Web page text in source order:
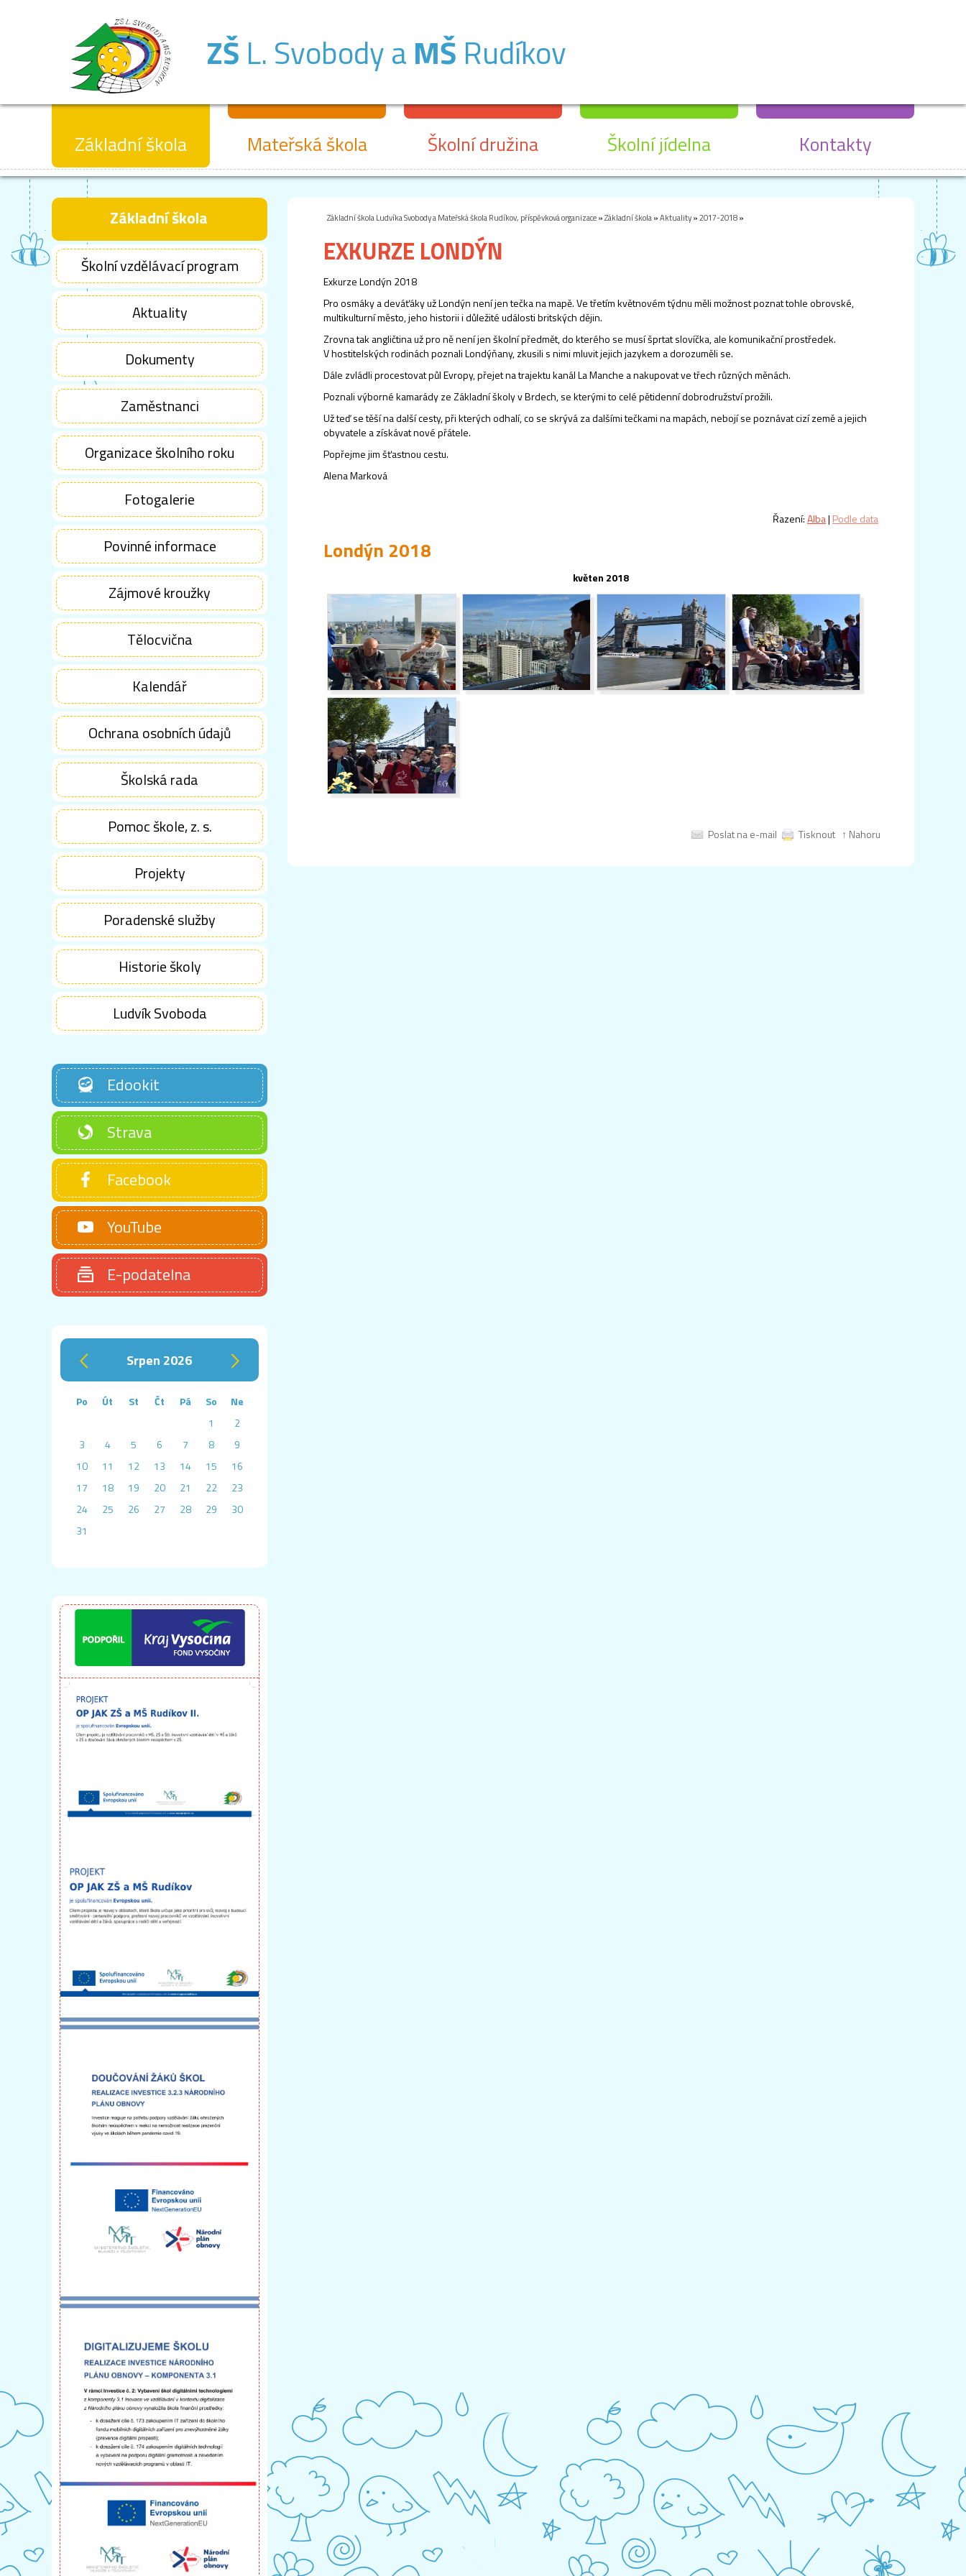
ZŠ L. Svobody aMŠ Rudíkov
Základní škola Mateřská škola Školní družina Školní jídelna Kontakty
Základní škola Ludvíka Svobody a Mateřská škola Rudíkov, příspěvková organizace»Základní škola»Aktuality»2017-2018»
EXKURZE LONDÝN
Exkurze Londýn 2018
Pro osmáky a deváťáky už Londýn není jen tečka na mapě. Ve třetím květnovém týdnu měli možnost poznat tohle obrovské,
multikulturní město, jeho historii i důležité události britských dějin.
Zrovna tak angličtina už pro ně není jen školní předmět, do kterého se musí šprtat slovíčka, ale komunikační prostředek.
V hostitelských rodinách poznali Londýňany, zkusili s nimi mluvit jejich jazykem a dorozuměli se.
Dále zvládli procestovat půl Evropy, přejet na trajektu kanál La Manche a nakupovat ve třech různých měnách.
Poznali výborné kamarády ze Základní školy v Brdech, se kterými to celé pětidenní dobrodružství prožili.
Už teď se těší na další cesty, při kterých odhalí, co se skrývá za dalšími tečkami na mapách, nebojí se poznávat cizí země a jejich
obyvatele a získávat nové přátele.
Popřejme jim šťastnou cestu.
Alena Marková
Řazení:Alba| Podle data
Londýn 2018
květen 2018
Poslat na e-mail Tisknout ↑ Nahoru
Základní škola
Školní vzdělávací program
Aktuality
Dokumenty
Zaměstnanci
Organizace školního roku
Fotogalerie
Povinné informace
Zájmové kroužky
Tělocvična
Kalendář
Ochrana osobních údajů
Školská rada
Pomoc škole, z. s.
Projekty
Poradenské služby
Historie školy
Ludvík Svoboda
Edookit
Strava
Facebook
YouTube
E-podatelna
‹ srpen 2026 ›
Po Út St Čt Pá So
Ne
1
2
3
4 5 6 7 8
9
10
11 12 13 14 15
16
17
18 19 20 21 22
23
24
25 26 27 28 29
30
31